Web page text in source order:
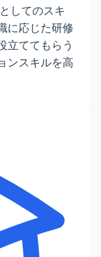
してのスキ
に応じた研修
立ててもらう
ンスキルを高